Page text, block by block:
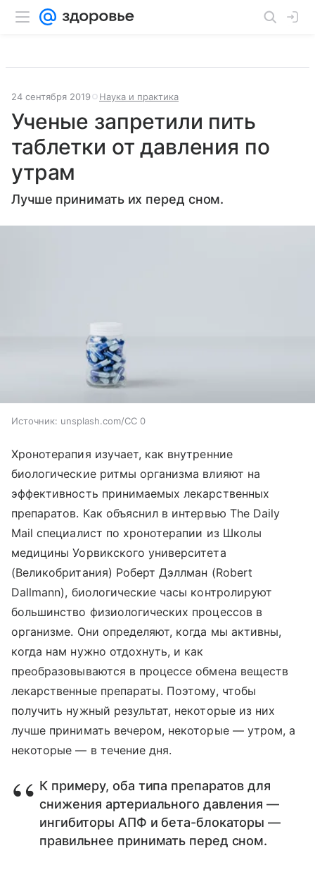
24 сентября 2019 Наука и практика
Ученые запретили пить
таблетки от давления по
утрам
Лучше принимать их перед сном.
Источник: unsplash.com/CC 0
Хронотерапия изучает, как внутренние
биологические ритмы организма влияют на
эффективность принимаемых лекарственных
препаратов. Как объяснил в интервью The Daily
Mail специалист по хронотерапии из Школы
медицины Уорвикского университета
(Великобритания) Роберт Дэллман (Robert
Dallmann), биологические часы контролируют
большинство физиологических процессов в
организме. Они определяют, когда мы активны,
когда нам нужно отдохнуть, и как
преобразовываются в процессе обмена веществ
лекарственные препараты. Поэтому, чтобы
получить нужный результат, некоторые из них
лучше принимать вечером, некоторые — утром, а
некоторые — в течение дня.
К примеру, оба типа препаратов для
снижения артериального давления —
ингибиторы АПФ и бета-блокаторы —
правильнее принимать перед сном.